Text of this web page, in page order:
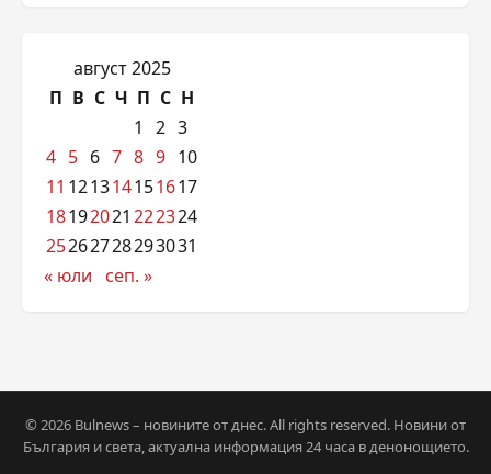
август 2025
П В С Ч П С Н
1
2 3
4 5 6 7 8 9 10
11 121314151617
18192021 222324
25262728293031
« юли
сеп. »
© 2026 Bulnews – новините от днес. All rights reserved. Новини от
България и света, актуална информация 24 часа в денонощието.